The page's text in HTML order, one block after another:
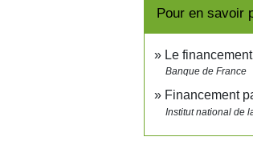
Pour en savoir
Le
Banque de France
Financement
Institut national de